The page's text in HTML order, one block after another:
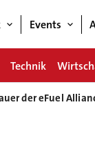
Events
Technik
der eFuel